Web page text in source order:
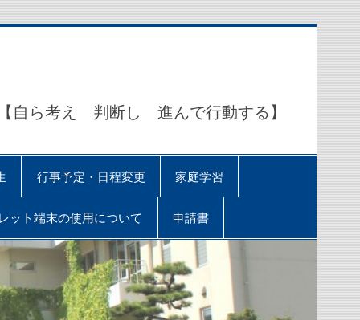
考え 判断し 進んで行動する】
行事予定・日程変更 家庭学習
ット端末の使用について 申請書